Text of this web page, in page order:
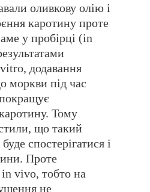
оливкову олію і
каротину проте
у пробірці (in
додавання
моркви під час
Тому
що такий
спостерігатися і
Проте
vivo, тобто на
не